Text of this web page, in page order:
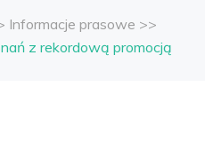
Informacje prasowe >>
z rekordową promocją